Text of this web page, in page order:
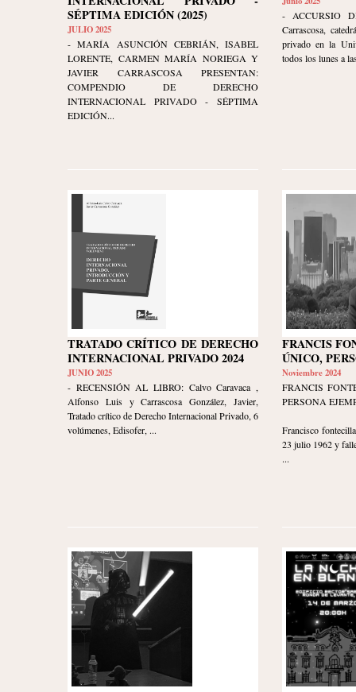
SÉPTIMA EDICIÓN (2025)
JULIO 2025
- MARÍA ASUNCIÓN CEBRIÁN, ISABEL
LORENTE, CARMEN MARÍA NORIEGA Y
JAVIER CARRASCOSA PRESENTAN:
COMPENDIO DE DERECHO
INTERNACIONAL PRIVADO - SÉPTIMA
EDICIÓN...
- ACCURSIO
Carrascosa,
privado en la
todos los lunes a
TRATADO CRÍTICO DE DERECHO
INTERNACIONAL PRIVADO 2024
JUNIO 2025
- RECENSIÓN AL LIBRO: Calvo Caravaca ,
Alfonso Luis y Carrascosa González, Javier,
Tratado crítico de Derecho Internacional Privado, 6
volúmenes, Edisofer, ...
FRANCIS
ÚNICO,
Noviembre 2024
FRANCIS
PERSONA
Francisco
23 julio 1962 y
...